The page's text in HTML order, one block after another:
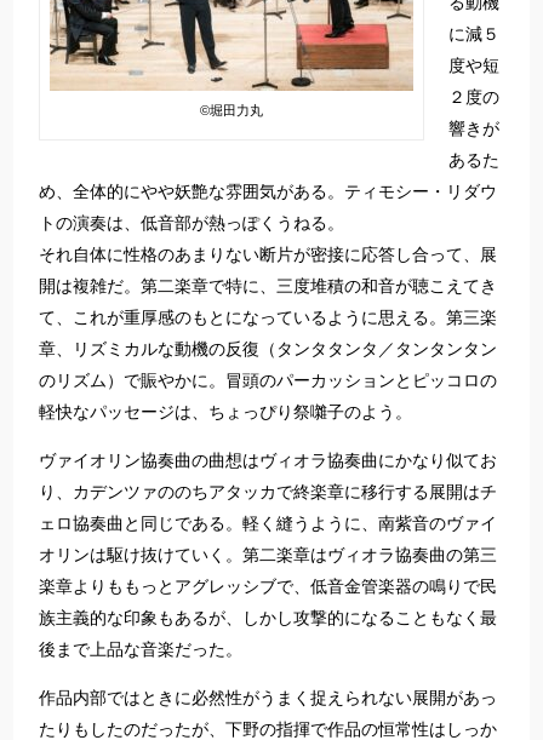
©堀田力丸
に減５
度や短
２度の
響きが
あるた
め、全体的にやや妖艶な雰囲気がある。ティモシー・リダウ
トの演奏は、低音部が熱っぽくうねる。
それ自体に性格のあまりない断片が密接に応答し合って、展
開は複雑だ。第二楽章で特に、三度堆積の和音が聴こえてき
て、これが重厚感のもとになっているように思える。第三楽
章、リズミカルな動機の反復（タンタタンタ／タンタンタン
のリズム）で賑やかに。冒頭のパーカッションとピッコロの
軽快なパッセージは、ちょっぴり祭囃子のよう。
ヴァイオリン協奏曲の曲想はヴィオラ協奏曲にかなり似てお
り、カデンツァののちアタッカで終楽章に移行する展開はチ
ェロ協奏曲と同じである。軽く縫うように、南紫音のヴァイ
オリンは駆け抜けていく。第二楽章はヴィオラ協奏曲の第三
楽章よりももっとアグレッシブで、低音金管楽器の鳴りで民
族主義的な印象もあるが、しかし攻撃的になることもなく最
後まで上品な音楽だった。
作品内部ではときに必然性がうまく捉えられない展開があっ
たりもしたのだったが、下野の指揮で作品の恒常性はしっか